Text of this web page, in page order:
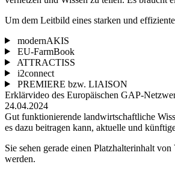
Um dem Leitbild eines starken und
modernAKIS
EU-FarmBook
ATTRACTISS
i2connect
PREMIERE bzw. LIAISON
Erklärvideo des Europäischen GAP-
24.04.2024
Gut funktionierende landwirtschaftliche
es dazu beitragen kann, aktuelle und
Sie sehen gerade einen Platzhalterinhalt von
werden.